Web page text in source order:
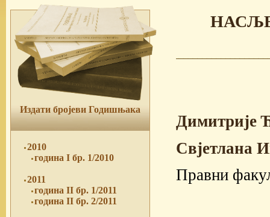
Издати бројеви Годишњака
2010
година I бр. 1/2010
2011
година II бр. 1/2011
година II бр. 2/2011
Димитрије
Свјетлана
Правни